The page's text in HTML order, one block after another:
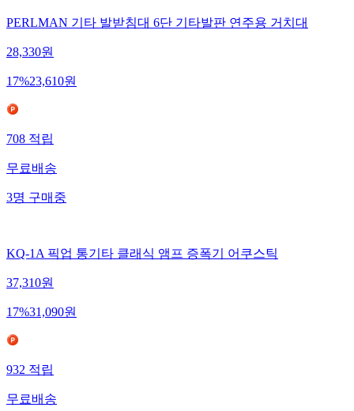
PERLMAN 기타 발받침대 6단 기타발판 연주용 거치대
28,330원
17%23,610원
708적립
무료배송
3명구매중
KQ-1A 픽업 통기타 클래식 앰프 증폭기 어쿠스틱
37,310원
17%31,090원
932적립
무료배송